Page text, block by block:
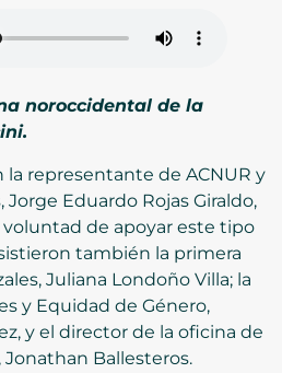
noroccidental de la
representante de ACNUR y
Jorge Eduardo Rojas Giraldo,
de apoyar este tipo
también la primera
Juliana Londoño Villa; la
y Equidad de Género,
y el director de la oficina de
Ballesteros.